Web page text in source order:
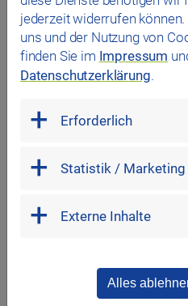
Starten Sie fit in den Tag
Kursen im Juni! Montag,
Donnerstag um 08:15
jederzeit widerrufen
uns und der Nutzung von
finden Sie im Impressum
Datenschutzerklärung.
Erforderlich
Statistik / Marketing
Externe Inhalte
Alles